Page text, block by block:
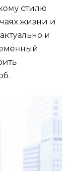
стилю
жизни и
и